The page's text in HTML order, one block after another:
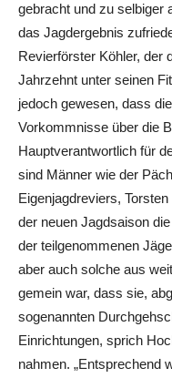
gebracht und zu selbiger
das Jagdergebnis
Revierförster Köhler, der
Jahrzehnt unter seinen
jedoch gewesen, dass
Vorkommnisse über die
Hauptverantwortlich für
sind Männer wie der
Eigenjagdreviers,
der neuen Jagdsaison
der teilgenommenen
aber auch solche aus
gemein war, dass sie,
sogenannten
Einrichtungen, sprich
nahmen. „Entsprechend